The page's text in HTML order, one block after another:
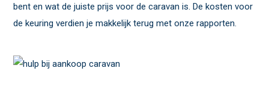
bent en wat de juiste prijs voor de caravan is. De kosten voor
de keuring verdien je makkelijk terug met onze rapporten.